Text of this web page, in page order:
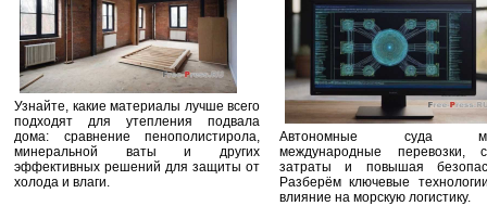
Узнайте, какие материалы лучше всего
подходят для утепления подвала
дома: сравнение пенополистирола,
минеральной ваты и других
эффективных решений для защиты от
холода и влаги.
Автономные суда
международные перевозки,
затраты и повышая
Разберём ключевые
влияние на морскую логистику.